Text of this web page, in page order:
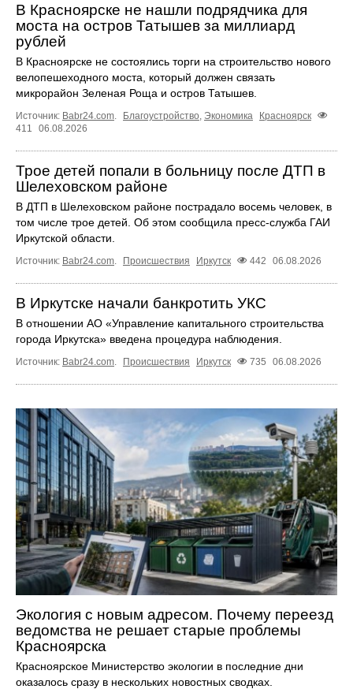
В Красноярске не нашли подрядчика для
моста на остров Татышев за миллиард
рублей
В Красноярске не состоялись торги на строительство нового
велопешеходного моста, который должен связать
микрорайон Зеленая Роща и остров Татышев.
Источник: Babr24.com. Благоустройство, Экономика
Красноярск
411
06.08.2026
Трое детей попали в больницу после ДТП в
Шелеховском районе
В ДТП в Шелеховском районе пострадало восемь человек, в
том числе трое детей. Об этом сообщила пресс‑служба ГАИ
Иркутской области.
Источник: Babr24.com. Происшествия Иркутск 442 06.08.2026
В Иркутске начали банкротить УКС
В отношении АО «Управление капитального строительства
города Иркутска» введена процедура наблюдения.
Источник: Babr24.com. Происшествия Иркутск 735 06.08.2026
Экология с новым адресом. Почему переезд
ведомства не решает старые проблемы
Красноярска
Красноярское Министерство экологии в последние дни
оказалось сразу в нескольких новостных сводках.